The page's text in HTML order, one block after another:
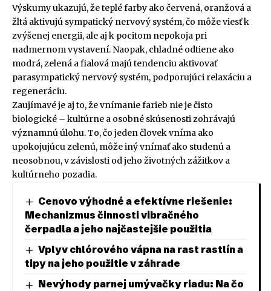
Výskumy ukazujú, že teplé farby ako červená, oranžová a
žltá aktivujú sympatický nervový systém, čo môže viesť k
zvýšenej energii, ale aj k pocitom nepokoja pri
nadmernom vystavení. Naopak, chladné odtiene ako
modrá, zelená a fialová majú tendenciu aktivovať
parasympatický nervový systém, podporujúci relaxáciu a
regeneráciu.
Zaujímavé je aj to, že vnímanie farieb nie je čisto
biologické – kultúrne a osobné skúsenosti zohrávajú
významnú úlohu. To, čo jeden človek vníma ako
upokojujúcu zelenú, môže iný vnímať ako studenú a
neosobnou, v závislosti od jeho životných zážitkov a
kultúrneho pozadia.
Cenovo výhodné a efektívne riešenie:
Mechanizmus činnosti vibračného
čerpadla a jeho najčastejšie použitia
Vplyv chlórového vápna na rast rastlín a
tipy na jeho použitie v záhrade
Nevýhody parnej umývačky riadu: Na čo